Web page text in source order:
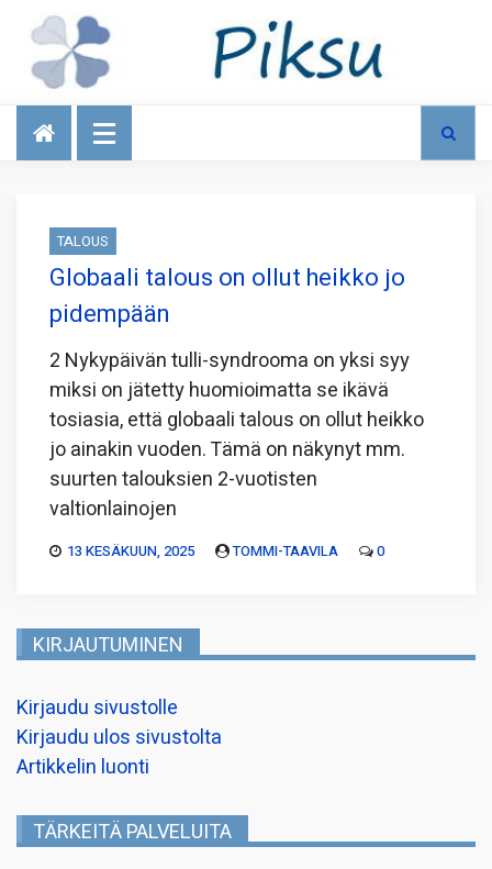
Talous
TALOUS
Globaali talous on ollut heikko jo
pidempään
2 Nykypäivän tulli-syndrooma on yksi syy
miksi on jätetty huomioimatta se ikävä
tosiasia, että globaali talous on ollut heikko
jo ainakin vuoden. Tämä on näkynyt mm.
suurten talouksien 2-vuotisten
valtionlainojen
13 KESÄKUUN, 2025 TOMMI-TAAVILA 0
KIRJAUTUMINEN
Kirjaudu sivustolle
Kirjaudu ulos sivustolta
Artikkelin luonti
TÄRKEITÄ PALVELUITA